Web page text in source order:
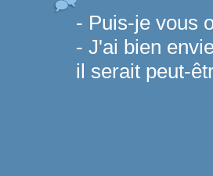
- Puis-je vous
- J'ai bien
il serait peut-